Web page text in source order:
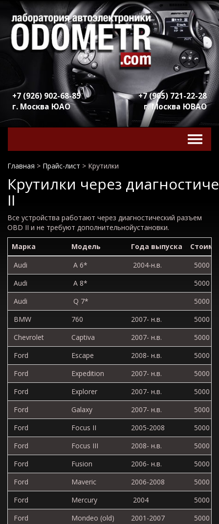
+7 (926) 902-68-85
г. Москва ЮАО
+7 (905) 721-22-28
г. Москва ЮВАО
Главная > Прайс-лист > Крутилки
Крутилки через
II
Все устройства работают через диагностический разъем
OBD II и не требуют дополнительнойустановки.
Марка Модель Года выпуска
Audi
A 6* 2004-н.в.
5000
Audi
A 8*
5000
Audi
Q 7*
5000
BMW
760 2007- н.в.
5000
Chevrolet
Captiva 2007- н.в.
5000
Ford
Escape 2008- н.в.
5000
Ford
Expedition 2007- н.в.
5000
Ford
Explorer 2007- н.в.
5000
Ford
Galaxy 2007- н.в.
5000
Ford
Focus II 2005-2008
5000
Ford
Focus III 2008- н.в.
5000
Ford
Fusion 2006- н.в.
5000
Ford
Maveric 2006-2008
5000
Ford
Mercury 2004
5000
Ford
Mondeo (old) 2001-2007
5000